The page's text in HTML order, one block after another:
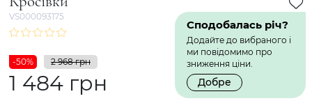
VS000093175
Сподобалась річ?
Додайте до вибраного і
ми повідомимо про
зниження ціни.
Добре
-50% 2 968 грн
1 484 грн